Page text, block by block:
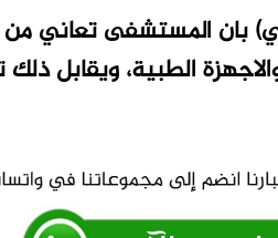
بان المستشفى تعاني
الطبية، ويقابل